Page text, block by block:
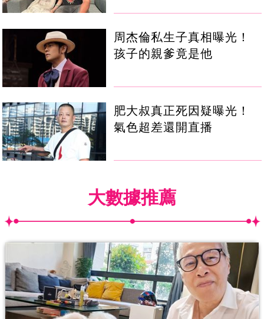
周杰倫私生子真相曝光！
孩子的親爹竟是他
肥大叔真正死因疑曝光！
氣色超差還開直播
大數據推薦